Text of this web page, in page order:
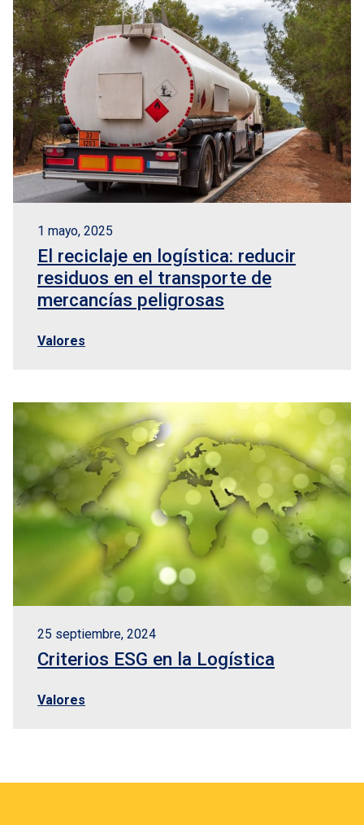
1 mayo, 2025
El reciclaje en logística: reducir
residuos en el transporte de
mercancías peligrosas
Valores
25 septiembre, 2024
Criterios ESG en la Logística
Valores